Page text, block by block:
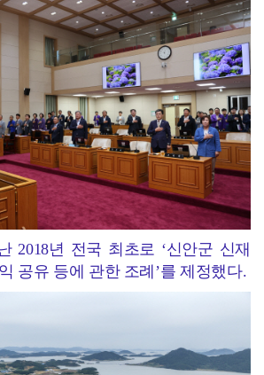
2018년 전국 최초로 ‘신안군 신재
공유 등에 관한 조례’를 제정했다.